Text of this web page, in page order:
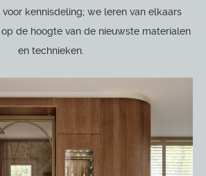
kennisdeling; we leren van elkaars
de hoogte van de nieuwste materialen
en technieken.